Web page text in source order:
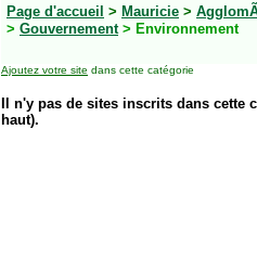
Page d'accueil > Mauricie >
> Gouvernement> Environnement
Ajoutez votre site dans cette catégorie
Il n'y pas de sites inscrits dans
haut).